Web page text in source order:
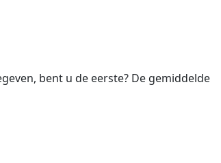
bent u de eerste? De gemiddelde